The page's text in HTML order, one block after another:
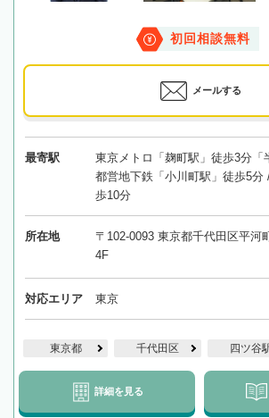
初回相談無料
メールする
最寄駅
東京メトロ「麹町駅」徒歩3分「
都営地下鉄「小川町駅」徒歩5分
歩10分
所在地
〒102-0093 東京都千代田区平河
4F
対応エリア 東京
東京都 千代田区 四ツ谷
詳細を見る